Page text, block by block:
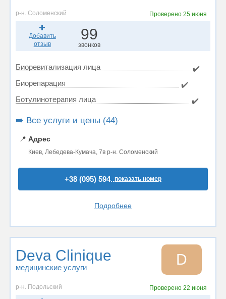
р-н. Соломенский Проверено 25 июня
Добавить
отзыв
99
звонков
Биоревитализация лица
✔️
Биорепарация
✔️
Ботулинотерапия лица
✔️
➡️ Все услуги и цены (44)
📍 Адрес
Киев, Лебедева-Кумача, 7в р-н. Соломенский
+38 (095) 594..показать номер
Подробнее
Deva Clinique
медицинские услуги D
р-н. Подольский Проверено 22 июня